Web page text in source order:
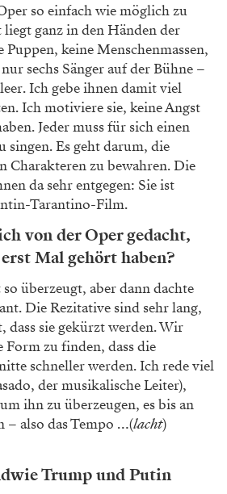
so einfach wie möglich zu
ganz in denHänden der
Puppen, keineMenschenmassen,
sechs Sänger auf der Bühne –
leer. Ich gebe ihnen damit viel
Ich motiviere sie, keine Angst
Jeder muss für sich einen
singen. Es geht darum, die
Charakteren zu bewahren.Die
da sehr entgegen: Sie ist
Tarantino-Film.
von der Oper gedacht,
Mal gehört haben?
überzeugt, aber danndachte
Die Rezitative sind sehr lang,
dass siegekürzt werden. Wir
Formzu finden, dass die
schneller werden. Ich rede viel
der musikalische Leiter),
ihn zu überzeugen, es bis an
– also das Tempo …(lacht)
Trump und Putin